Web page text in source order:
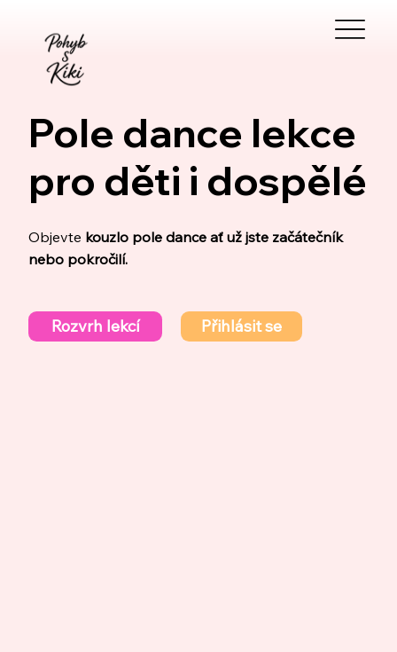
Pole dance lekce
pro děti i dospělé
Objevte kouzlo pole dance ať už jste začátečník
nebo pokročilí.
Rozvrh lekcí Přihlásit se